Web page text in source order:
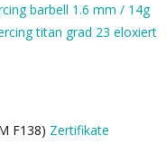
barbell 1.6 mm / 14g
titan grad 23 eloxiert
F138) Zertifikate